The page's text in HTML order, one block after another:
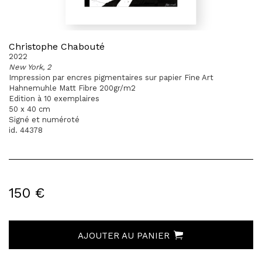
Christophe Chabouté
2022
New York, 2
Impression par encres pigmentaires sur papier Fine Art
Hahnemuhle Matt Fibre 200gr/m2
Edition à 10 exemplaires
50 x 40 cm
Signé et numéroté
id. 44378
150 €
AJOUTER AU PANIER